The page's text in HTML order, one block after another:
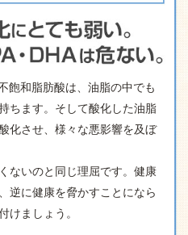
飽和脂肪酸は、油脂の中でも
ちます。そして酸化した油脂
化させ、様々な悪影響を及ぼ
ないのと同じ理屈です。健康
逆に健康を脅かすことになら
けましょう。